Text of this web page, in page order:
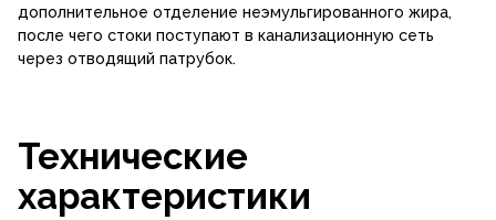
дополнительное отделение неэмульгированного жира,
после чего стоки поступают в канализационную сеть
через отводящий патрубок.
Технические
характеристики